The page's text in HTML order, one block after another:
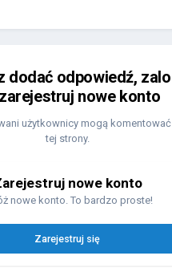
dodać odpowiedź,
nowe konto
użytkownicy mogą
tej strony.
nowe konto
nowe konto. To bardzo proste!
Zarejestruj się